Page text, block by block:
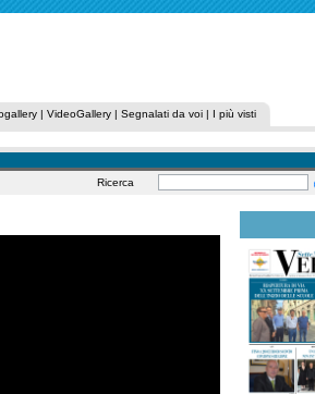
| VideoGallery | Segnalati da voi | I più visti
Ricerca